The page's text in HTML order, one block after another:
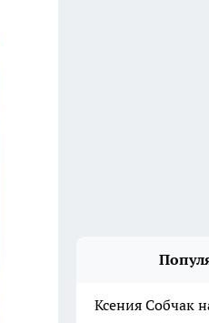
Ксения Собчак